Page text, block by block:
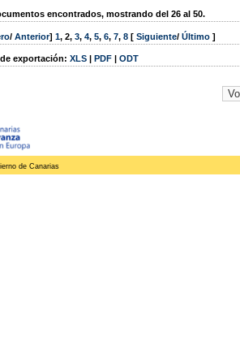
encontrados, mostrando del 26 al 50.
/ Anterior] 1, 2, 3, 4, 5, 6, 7, 8 [ Siguiente/ Último ]
exportación: XLS | PDF | ODT
de Canarias